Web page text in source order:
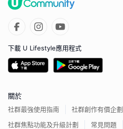
下載 U Lifestyle應用程式
關於
社群最強使用指南
社群創作有價企劃
社群焦點功能及升級計劃
常見問題